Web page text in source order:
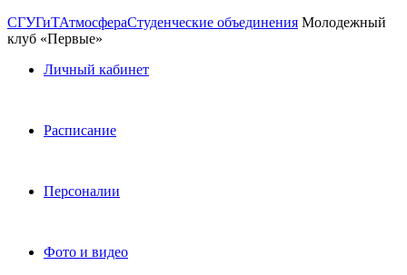
СГУГиТАтмосфераСтуденческие объединения Молодежный
клуб «Первые»
Личный кабинет
Расписание
Персоналии
Фото и видео